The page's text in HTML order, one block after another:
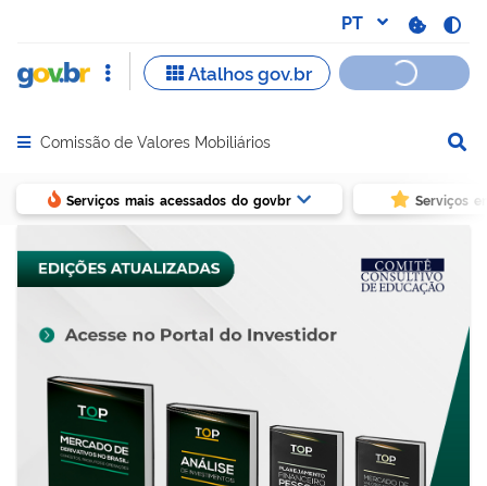
Abrir menu principal de navegação
Comissão de Valores Mobiliários
Serviços mais acessados do govbr Serviços